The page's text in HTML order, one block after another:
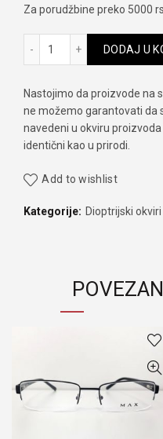
Za porudžbine preko 5000
Sferoflex 2571 488
DODAJ U
Nastojimo da proizvode na
ne možemo garantovati da
navedeni u okviru
identični kao u prirodi.
Add to wishlist
Kategorije: Dioptrijski okviri